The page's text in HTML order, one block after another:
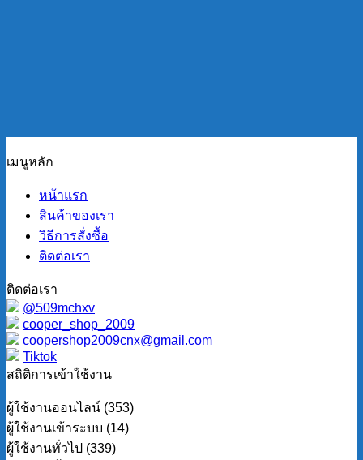
เมนูหลัก
หน้าแรก
สินค้าของเรา
วิธีการสั่งซื้อ
ติดต่อเรา
ติดต่อเรา
@509mchxv
cooper_shop_2009
coopershop2009cnx@gmail.com
Tiktok
สถิติการเข้าใช้งาน
ผู้ใช้งานออนไลน์ (353)
ผู้ใช้งานเข้าระบบ (14)
ผู้ใช้งานทั่วไป (339)